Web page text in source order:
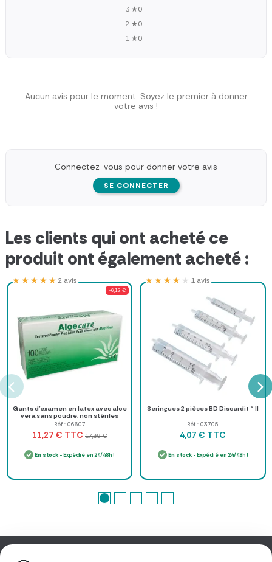
3 ★0
2 ★0
1 ★0
Aucun avis pour le moment. Soyez le premier à donner
votre avis !
Connectez-vous pour donner votre avis
SE CONNECTER
Les clients qui ont acheté ce
produit ont également acheté :
-6,12 €
Gants d'examen en latex avec aloe
vera,sans poudre, non stériles
Réf : 06607
★★★★★
★★★★★ 2 avis
11,27 € TTC 17,39 €
En stock - Expédié en 24/48h !
Seringues 2 pièces BD Discardit™ II
Réf : 03705
★★★★★
★★★★★ 1 avis
4,07 € TTC
En stock- Expédié en 24/48h !